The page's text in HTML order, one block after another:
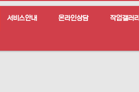
서비스안내 온라인상담 작업갤러리